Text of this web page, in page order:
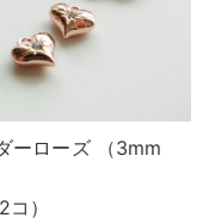
ーローズ （3mm
）